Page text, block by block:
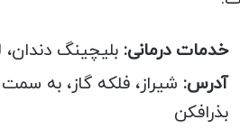
خدمات درمانی: بلیچینگ
آدرس: شیراز، فلکه گاز، به
بذرافکن